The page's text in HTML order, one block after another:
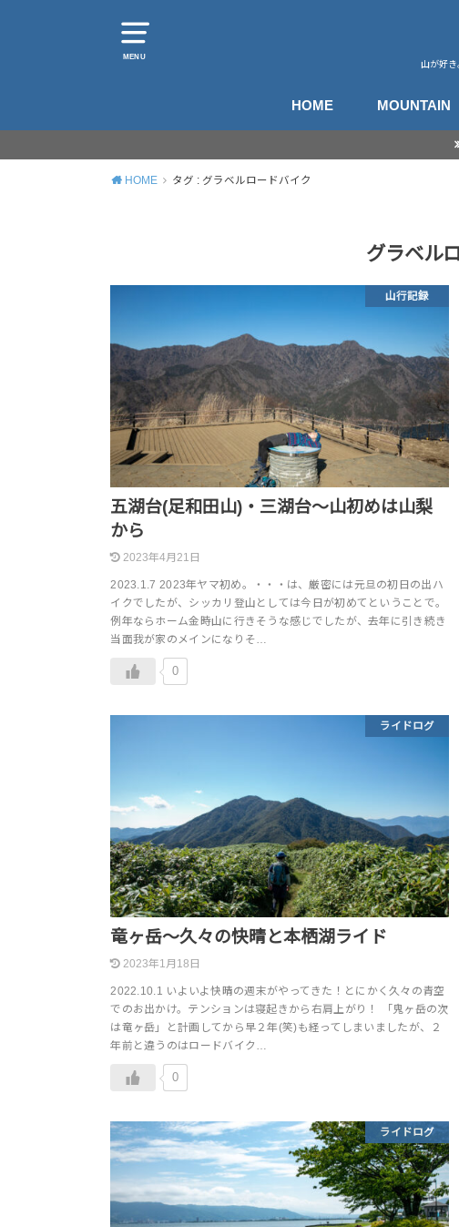
MENU
山が好
HOME MOUNTAIN
HOME タグ : グラベルロードバイク
グラベル
山行記録
五湖台(足和田山)・三湖台～山初めは山梨
から
2023年4月21日
2023.1.7 2023年ヤマ初め。・・・は、厳密には元旦の初日の出ハ
イクでしたが、シッカリ登山としては今日が初めてということで。
例年ならホーム金時山に行きそうな感じでしたが、去年に引き続き
当面我が家のメインになりそ…
0
ライドログ
竜ヶ岳～久々の快晴と本栖湖ライド
2023年1月18日
2022.10.1 いよいよ快晴の週末がやってきた！とにかく久々の青空
でのお出かけ。テンションは寝起きから右肩上がり！ 「鬼ヶ岳の次
は竜ヶ岳」と計画してから早２年(笑)も経ってしまいましたが、２
年前と違うのはロードバイク…
0
ライドログ